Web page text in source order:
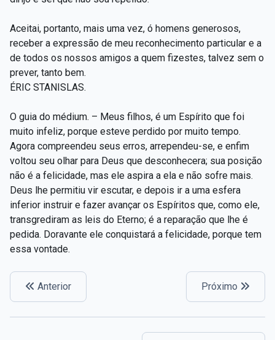
Aceitai, portanto, mais uma vez, ó homens generosos,
receber a expressão de meu reconhecimento particular e a
de todos os nossos amigos a quem fizestes, talvez sem o
prever, tanto bem.
ÉRIC STANISLAS.
O guia do médium. – Meus filhos, é um Espírito que foi
muito infeliz, porque esteve perdido por muito tempo.
Agora compreendeu seus erros, arrependeu-se, e enfim
voltou seu olhar para Deus que desconhecera; sua posição
não é a felicidade, mas ele aspira a ela e não sofre mais.
Deus lhe permitiu vir escutar, e depois ir a uma esfera
inferior instruir e fazer avançar os Espíritos que, como ele,
transgrediram as leis do Eterno; é a reparação que lhe é
pedida. Doravante ele conquistará a felicidade, porque tem
essa vontade.
Anterior Próximo